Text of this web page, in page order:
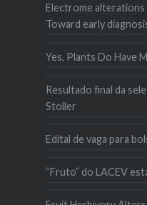
Electrome alterations
Toward early
Yes, Plants Do Have
Resultado final da
Stoller
Edital de vaga para
“Fruto” do LACEV